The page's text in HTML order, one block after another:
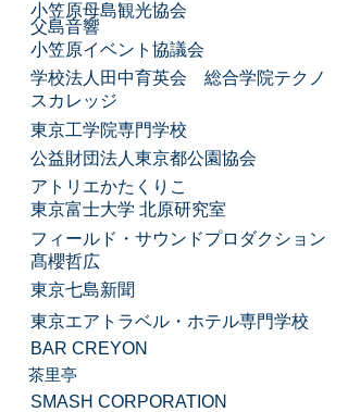
​父島音響
​小笠原母島観光協会
​小笠原イベント協議会
​学校法人田中育英会 総合学院テクノ
スカレッジ
東京工学院専門学校
​公益財団法人東京都公園協会
アトリエかたくりこ
​東京富士大学 北原研究室
​フィールド・サウンドプロダクション
髙櫻哲広
​東京七島新聞
東京エアトラベル・ホテル専門学校
BAR CREYON
茶里亭
SMASH CORPORATION